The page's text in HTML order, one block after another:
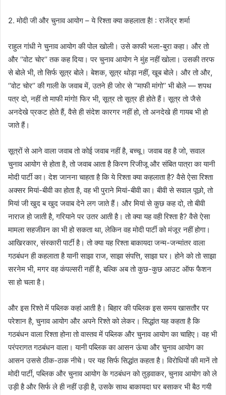
2. मोदी जी और चुनाव आयोग – ये रिश्ता क्या कहलाता है! : राजेंद्र शर्मा
राहुल गांधी ने चुनाव आयोग की पोल खोली। उसे काफी भला-बुरा कहा। और तो
और ‘‘वोट चोर’’ तक कह दिया। पर चुनाव आयोग ने मुंह नहीं खोला। उसकी तरफ
से बोले भी, तो सिर्फ सूत्र बोले। बेशक, सूत्र थोड़ा नहीं, खूब बोले। और तो और,
‘‘वोट चोर’’ की गाली के जवाब में, उतने ही जोर से ‘‘माफी मांगो’’ भी बोले — शपथ
पत्र दो, नहीं तो माफी मांगो! फिर भी, सूत्र तो सूत्र ही होते हैं। सूत्र तो जैसे
अनदेखे प्रकट होते हैं, वैसे ही संदेश कारगर नहीं हो, तो अनदेखे ही गायब भी हो
जाते हैं।
सूत्रों से आने वाला जवाब तो कोई जवाब नहीं है, बच्चू। जवाब वह है जो, सवाल
चुनाव आयोग से होता है, तो जवाब आता है किरण रिजीजू और संबित पात्रा का यानी
मोदी पार्टी का। देश जानना चाहता है कि ये रिश्ता क्या कहलाता है? वैसे ऐसा रिश्ता
अक्सर मियां-बीवी का होता है, वह भी पुराने मियां-बीवी का। बीवी से सवाल पूछो, तो
मियां जी खुद ब खुद जवाब देने लग जाते हैं। और मियां से कुछ कह दो, तो बीवी
नाराज हो जाती है, गरियाने पर उतर आती है। तो क्या यह वही रिश्ता है? वैसे ऐसा
मामला सहजीवन का भी हो सकता था, लेकिन वह मोदी पार्टी को मंजूर नहीं होगा।
आखिरकार, संस्कारी पार्टी है। तो क्या यह रिश्ता बाकायदा जन्म-जन्मांतर वाला
गठबंधन ही कहलाता है यानी साझा राज, साझा संपत्ति, साझा घर। होने को तो साझा
सरनेम भी, मगर वह कंपल्सरी नहीं है, बल्कि अब तो कुछ-कुछ आउट ऑफ फैशन
सा हो चला है।
और इस रिश्ते में पब्लिक कहां आती है। बिहार की पब्लिक इस समय खासतौर पर
परेशान है, चुनाव आयोग और अपने रिश्ते को लेकर। सिद्धांत यह कहता है कि
गठबंधन वाला रिश्ता होना तो वास्तव में पब्लिक और चुनाव आयोग का चाहिए। वह भी
परंपरागत गठबंधन वाला। यानी पब्लिक का आसन ऊंचा और चुनाव आयोग का
आसन उससे ठीक-ठाक नीचे। पर यह सिर्फ सिद्धांत कहता है। विरोधियों की मानें तो
मोदी पार्टी, पब्लिक और चुनाव आयोग के गठबंधन को तुड़वाकर, चुनाव आयोग को ले
उड़ी है और सिर्फ ले ही नहीं उड़ी है, उसके साथ बाकायदा घर बसाकर भी बैठ गयी